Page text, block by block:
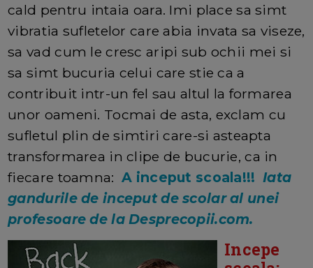
cald pentru intaia oara. Imi place sa simt
vibratia sufletelor care abia invata sa viseze,
sa vad cum le cresc aripi sub ochii mei si
sa simt bucuria celui care stie ca a
contribuit intr-un fel sau altul la formarea
unor oameni. Tocmai de asta, exclam cu
sufletul plin de simtiri care-si asteapta
transformarea in clipe de bucurie, ca in
fiecare toamna:A inceput scoala!!!Iata
gandurile de inceput de scolar al unei
profesoare de la Desprecopii.com.
Incepe